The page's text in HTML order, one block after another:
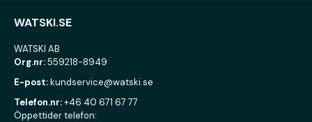
WATSKI.SE
WATSKI AB
Org.nr:559218-8949
E-post:kundservice@watski.se
Telefon.nr:+46 40 671 67 77
Öppettider telefon: